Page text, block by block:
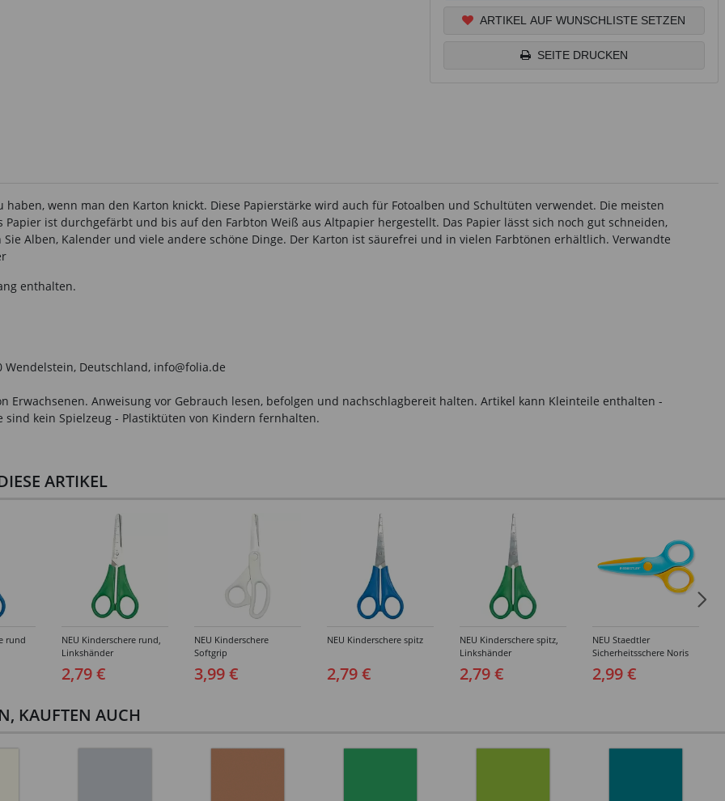
ARTIKEL AUF WUNSCHLISTE SETZEN
SEITE DRUCKEN
wenn man den Karton knickt. Diese Papierstärke wird auch für Fotoalben und Schultüten verwendet. Die meisten
ist durchgefärbt und bis auf den Farbton Weiß aus Altpapier hergestellt. Das Papier lässt sich noch gut schneiden,
Alben, Kalender und viele andere schöne Dinge. Der Karton ist säurefrei und in vielen Farbtönen erhältlich. Verwandte
enthalten.
Deutschland, info@folia.de
Anweisung vor Gebrauch lesen, befolgen und nachschlagbereit halten. Artikel kann Kleinteile enthalten -
kein Spielzeug - Plastiktüten von Kindern fernhalten.
ARTIKEL
rund
NEU Kinderschere rund,
Linkshänder
2,79 €
NEU Kinderschere
Softgrip
3,99 €
NEU Kinderschere spitz
2,79 €
NEU Kinderschere spitz,
Linkshänder
2,79 €
NEU Staedtler
Sicherheitsschere Noris
Junior
2,99 €
KAUFTEN AUCH